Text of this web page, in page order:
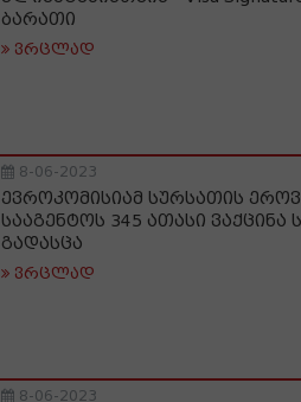
ბარათი
ვრცლად
8-06-2023
ევროკომისიამ სურსათის
სააგენტოს 345 ათასი ვაქცინა
გადასცა
ვრცლად
8-06-2023